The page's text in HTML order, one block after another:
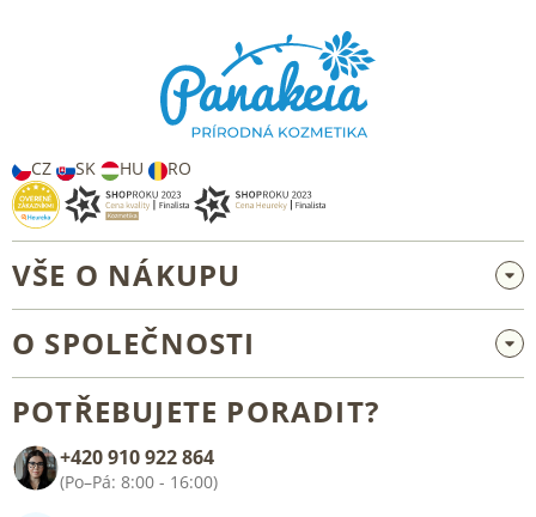
CZ SK HU RO
VŠE O NÁKUPU
Velkoobchod a spolupráce
Všeobecné obchodní podmínky
O SPOLEČNOSTI
Kontakt
POTŘEBUJETE PORADIT?
+420 910 922 864
(Po–Pá: 8:00 - 16:00)